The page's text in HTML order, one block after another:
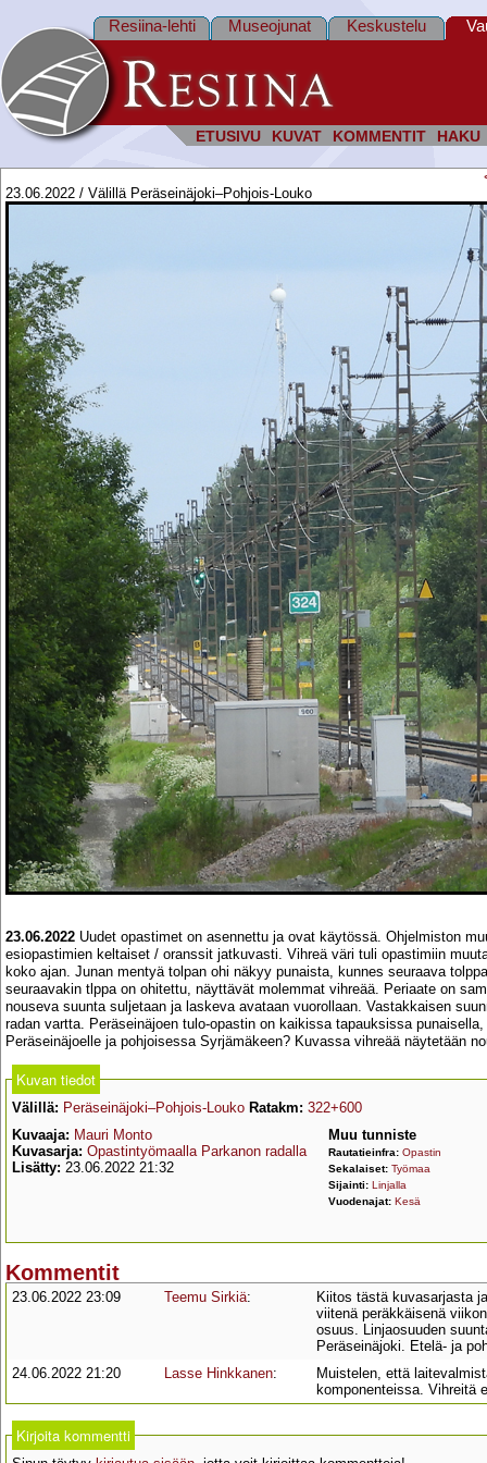
ETUSIVU KUVAT KOMMENTIT HAKU
Resiina-lehti Museojunat Keskustelu
23.06.2022 / Välillä Peräseinäjoki–Pohjois-Louko
23.06.2022 Uudet opastimet on asennettu ja ovat käytössä. Ohjelmiston
esiopastimien keltaiset / oranssit jatkuvasti. Vihreä väri tuli opastimiin
koko ajan. Junan mentyä tolpan ohi näkyy punaista, kunnes seuraava
seuraavakin tlppa on ohitettu, näyttävät molemmat vihreää. Periaate on
nouseva suunta suljetaan ja laskeva avataan vuorollaan. Vastakkaisen
radan vartta. Peräseinäjoen tulo-opastin on kaikissa tapauksissa
Peräseinäjoelle ja pohjoisessa Syrjämäkeen? Kuvassa vihreää näytetään
Kuvan tiedot
Välillä: Peräseinäjoki–Pohjois-Louko Ratakm: 322+600
Kuvaaja: Mauri Monto
Kuvasarja: Opastintyömaalla Parkanon radalla
Lisätty: 23.06.2022 21:32
Muu tunniste
Rautatieinfra: Opastin
Sekalaiset: Työmaa
Sijainti: Linjalla
Vuodenajat: Kesä
Kommentit
23.06.2022 23:09 Teemu Sirkiä:
Kiitos tästä kuvasarjasta
viitenä peräkkäisenä
osuus. Linjaosuuden
Peräseinäjoki. Etelä- ja
24.06.2022 21:20
Lasse Hinkkanen:
Muistelen, että
komponenteissa. Vihreitä
Kirjoita kommentti